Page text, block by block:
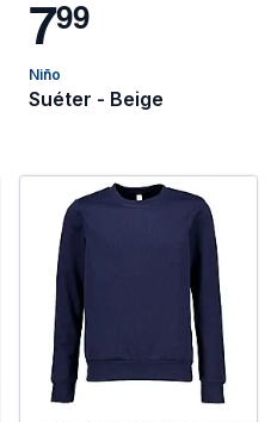
799
Niño
Suéter - Beige